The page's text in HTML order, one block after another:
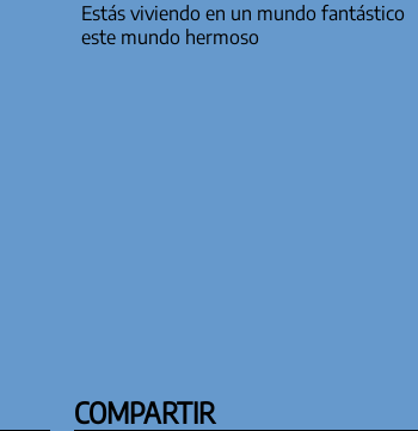
Estás viviendo en un mundo fantástico
este mundo hermoso
COMPARTIR